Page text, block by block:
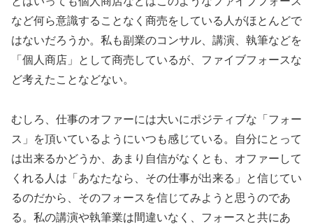
など何ら意識することなく商売をしている人がほとんどで
はないだろうか。私も副業のコンサル、講演、執筆などを
「個人商店」として商売しているが、ファイブフォースな
ど考えたことなどない。
むしろ、仕事のオファーには大いにポジティブな「フォー
ス」を頂いているようにいつも感じている。自分にとって
は出来るかどうか、あまり自信がなくとも、オファーして
くれる人は「あなたなら、その仕事が出来る」と信じてい
るのだから、そのフォースを信じてみようと思うのであ
る。私の講演や執筆業は間違いなく、フォースと共にあ